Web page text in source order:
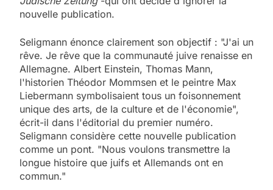
nouvelle publication.
Seligmann énonce clairement son objectif : "J'ai un
rêve. Je rêve que la communauté juive renaisse en
Allemagne. Albert Einstein, Thomas Mann,
l'historien Théodor Mommsen et le peintre Max
Liebermann symbolisaient tous un foisonnement
unique des arts, de la culture et de l'économie",
écrit-il dans l'éditorial du premier numéro.
Seligmann considère cette nouvelle publication
comme un pont. "Nous voulons transmettre la
longue histoire que juifs et Allemands ont en
commun."